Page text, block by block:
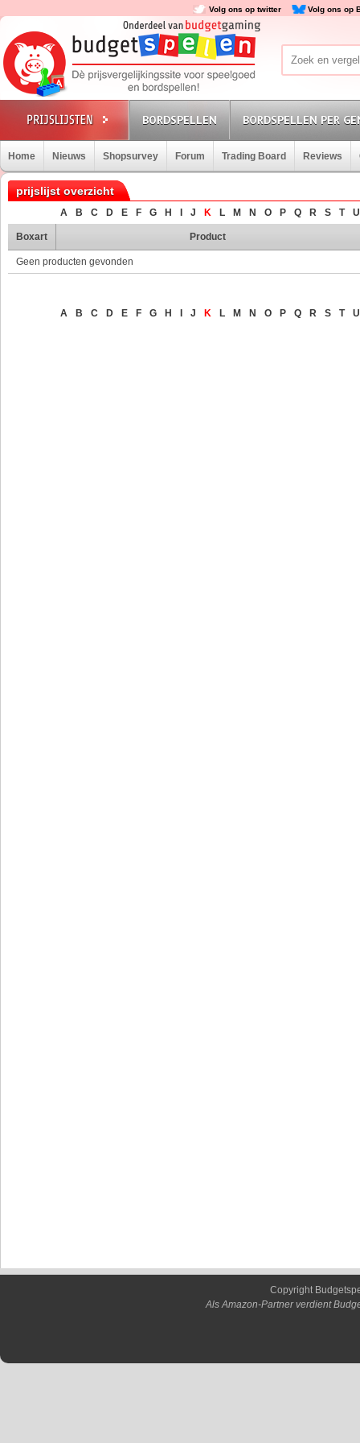
Volg ons op twitter Volg ons op
BORDSPELLEN BORDSPELLEN PER
Home Nieuws Shopsurvey Forum Trading Board Reviews
prijslijst overzicht
A B C D E F G H J K L M N O P Q R S T U
Boxart Product
Geen producten gevonden
A B C D E F G H J K L M N O P Q R S T U
Copyright
Als Amazon-Partner verdient